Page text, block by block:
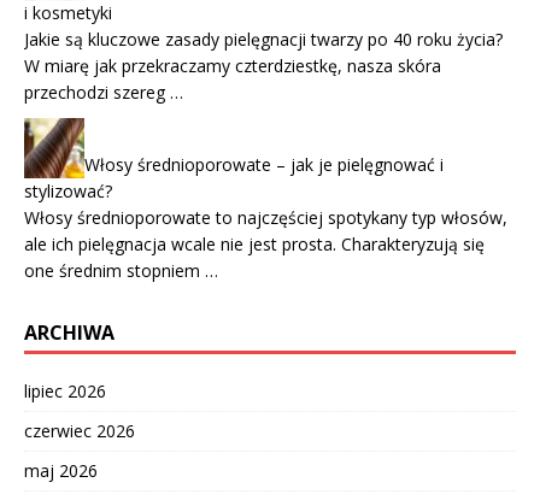
i kosmetyki
Jakie są kluczowe zasady pielęgnacji twarzy po 40 roku życia?
W miarę jak przekraczamy czterdziestkę, nasza skóra
przechodzi szereg …
Włosy średnioporowate – jak je pielęgnować i
stylizować?
Włosy średnioporowate to najczęściej spotykany typ włosów,
ale ich pielęgnacja wcale nie jest prosta. Charakteryzują się
one średnim stopniem …
ARCHIWA
lipiec 2026
czerwiec 2026
maj 2026